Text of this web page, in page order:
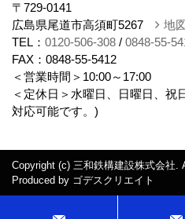
〒729-0141
広島県尾道市高須町5267
地
TEL： 0120-506-308 / 0848-55-
FAX：0848-55-5412
＜営業時間＞10:00～17:00
＜定休日＞水曜日、日曜日、祝
対応可能です。)
Copyright (c) 三和鉄構建設株式会社.
Produced by ゴデスクリエイト